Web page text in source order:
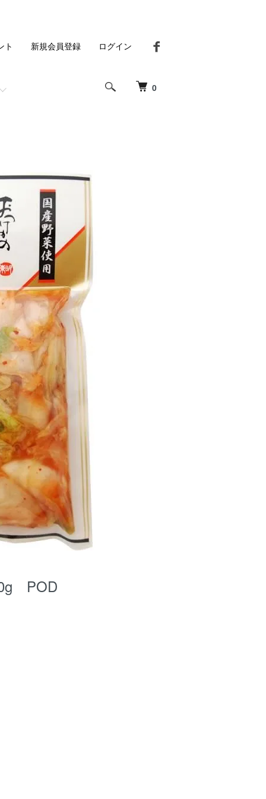
0
ト 新規会員登録 ログイン
POD